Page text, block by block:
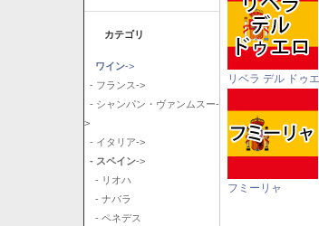
カテゴリ
ワイン->
- フランス->
- シャンパン・ヴァンムスー-
>
- イタリア->
- スペイン->
- リオハ
- ナバラ
- ペネデス
リベラ デル ドゥ
フミーリャ